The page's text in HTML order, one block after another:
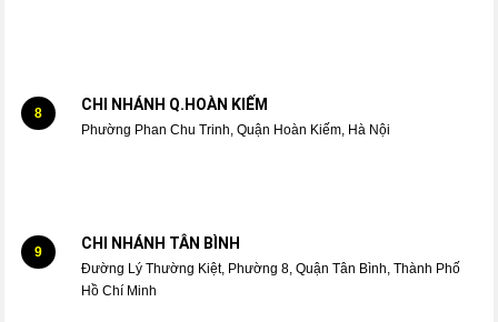
8 CHI NHÁNH Q.HOÀN KIẾM
Phường Phan Chu Trinh, Quận Hoàn Kiếm, Hà Nội
9 CHI NHÁNH TÂN BÌNH
Đường Lý Thường Kiệt, Phường 8, Quận Tân Bình, Thành Phố
Hồ Chí Minh